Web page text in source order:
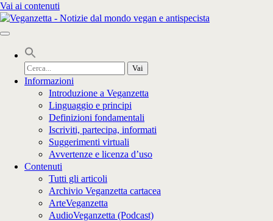
Vai ai contenuti
Cerca
per:
Informazioni
Introduzione a Veganzetta
Linguaggio e principi
Definizioni fondamentali
Iscriviti, partecipa, informati
Suggerimenti virtuali
Avvertenze e licenza d’uso
Contenuti
Tutti gli articoli
Archivio Veganzetta cartacea
ArteVeganzetta
AudioVeganzetta (Podcast)